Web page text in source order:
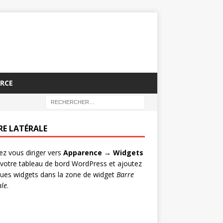
LATÉRALE
vous diriger vers Apparence → Widgets
tableau de bord WordPress et ajoutez
widgets dans la zone de widget Barre
.